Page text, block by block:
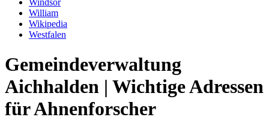
Windsor
William
Wikipedia
Westfalen
Gemeindeverwaltung
Aichhalden | Wichtige Adressen
für Ahnenforscher